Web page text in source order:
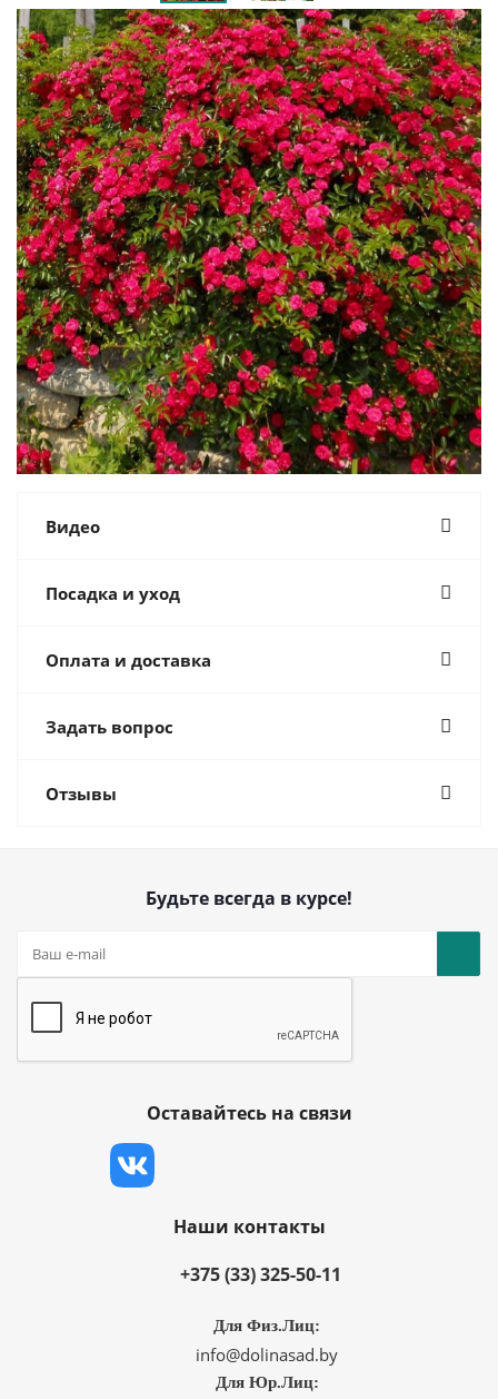
Видео
Посадка и уход
Оплата и доставка
Задать вопрос
Отзывы
Будьте всегда в курсе!
Оставайтесь на связи
Наши контакты
+375 (33) 325-50-11
Для Физ.Лиц:
info@dolinasad.by
Для Юр.Лиц: